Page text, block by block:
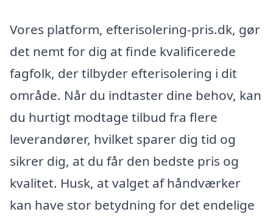
Vores platform, efterisolering-pris.dk, gør
det nemt for dig at finde kvalificerede
fagfolk, der tilbyder efterisolering i dit
område. Når du indtaster dine behov, kan
du hurtigt modtage tilbud fra flere
leverandører, hvilket sparer dig tid og
sikrer dig, at du får den bedste pris og
kvalitet. Husk, at valget af håndværker
kan have stor betydning for det endelige